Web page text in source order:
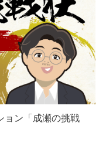
ョン「成瀬の挑戦